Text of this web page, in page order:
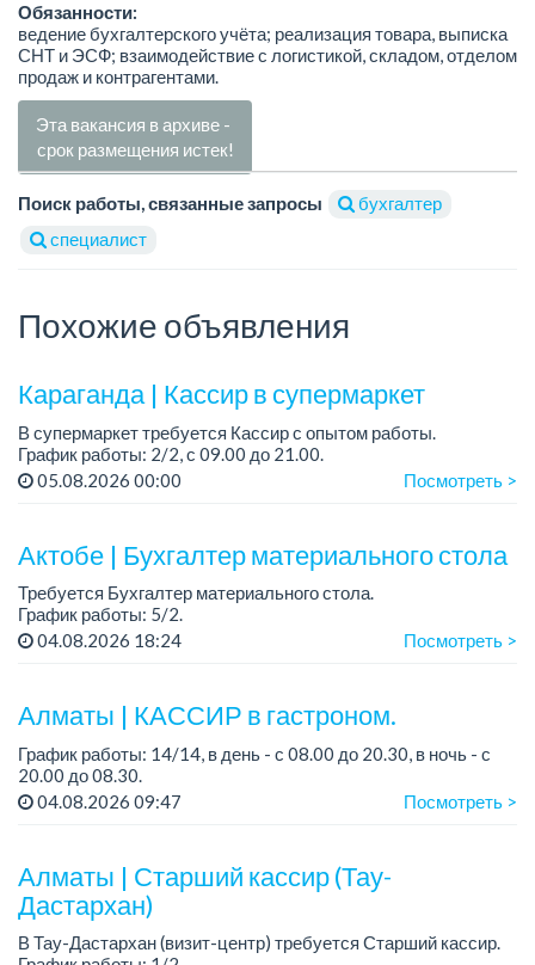
Обязанности:
ведение бухгалтерского учёта; реализация товара, выписка
СНТ и ЭСФ; взаимодействие с логистикой, складом, отделом
продаж и контрагентами.
Эта вакансия в архиве -
срок размещения истек!
Поиск работы, связанные запросы
бухгалтер
специалист
Похожие объявления
Караганда | Кассир в супермаркет
В супермаркет требуется Кассир с опытом работы.
График работы: 2/2, с 09.00 до 21.00.
05.08.2026 00:00 Посмотреть >
Актобе | Бухгалтер материального стола
Требуется Бухгалтер материального стола.
График работы: 5/2.
• ...
04.08.2026 18:24 Посмотреть >
Алматы | КАССИР в гастроном.
График работы: 14/14, в день - с 08.00 до 20.30, в ночь - с
20.00 до 08.30.
Зарплата: 170 000 тенге....
04.08.2026 09:47 Посмотреть >
Алматы | Старший кассир (Тау-
Дастархан)
В Тау-Дастархан (визит-центр) требуется Старший кассир.